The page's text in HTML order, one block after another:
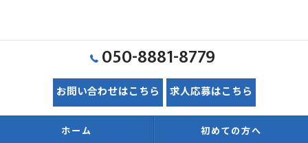
050-8881-8779
お問い合わせはこちら 求人応募はこちら
ホーム 初めての方へ